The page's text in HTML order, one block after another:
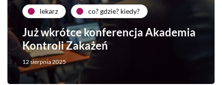
lekarz co? gdzie? kiedy?
Już wkrótce konferencja Akademia
Kontroli Zakażeń
12 sierpnia 2025